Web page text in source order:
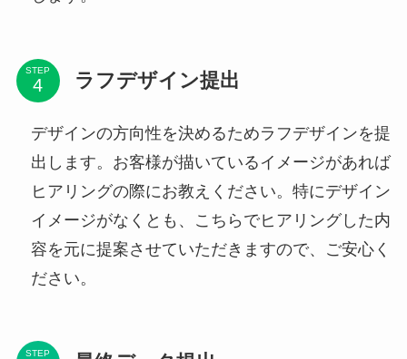
STEP ラフデザイン提出
デザインの方向性を決めるためラフデザインを提
出します。お客様が描いているイメージがあれば
ヒアリングの際にお教えください。特にデザイン
イメージがなくとも、こちらでヒアリングした内
容を元に提案させていただきますので、ご安心く
ださい。
STEP